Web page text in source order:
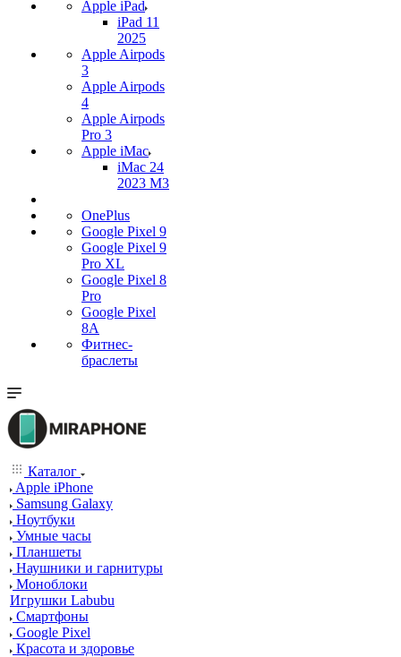
Apple iPad
iPad 11
2025
Apple Airpods
3
Apple Airpods
4
Apple Airpods
Pro 3
Apple iMac
iMac 24
2023 M3
OnePlus
Google Pixel 9
Google Pixel 9
Pro XL
Google Pixel 8
Pro
Google Pixel
8A
Фитнес-
браслеты
Каталог
Apple iPhone
Samsung Galaxy
Ноутбуки
Умные часы
Планшеты
Наушники и гарнитуры
Моноблоки
Игрушки Labubu
Смартфоны
Google Pixel
Красота и здоровье